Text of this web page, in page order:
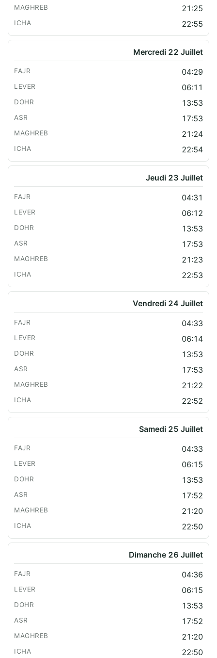
21:25
22:55
Mercredi 22 Juillet
04:29
06:11
13:53
17:53
21:24
22:54
Jeudi 23 Juillet
04:31
06:12
13:53
17:53
21:23
22:53
Vendredi 24 Juillet
04:33
06:14
13:53
17:53
21:22
22:52
Samedi 25 Juillet
04:33
06:15
13:53
17:52
21:20
22:50
Dimanche 26 Juillet
04:36
06:15
13:53
17:52
21:20
22:50